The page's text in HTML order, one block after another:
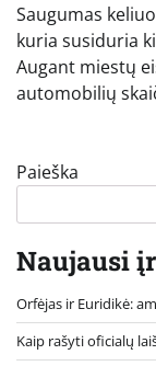
Saugumas
kuria susiduria
Augant miestų
automobilių
Paieška
Naujausi
Orfėjas ir Euridikė:
Kaip rašyti oficialų